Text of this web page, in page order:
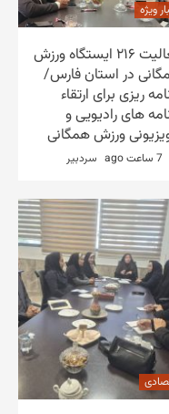
ویژه
فعالیت ۲۱۶ ایستگاه ورزش
در استان فارس/
ریزی برای ارتقاء
های رادیویی و
ورزش همگانی
سردبیر